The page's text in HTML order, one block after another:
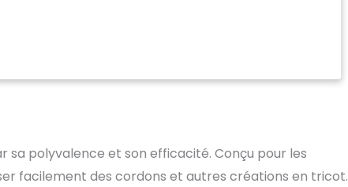
pour débutants Machine à tricoter automatique: la
Electric icord est un design innovant pour tricoter
capacité, vous permettant de créer des cordes I plus
produisant des I - cords et faisant de l'artisanat Des
disponibles: le fabricant de câbles caydo I propose un
sa polyvalence et son efficacité. Conçu pour les
facilement des cordons et autres créations en tricot.